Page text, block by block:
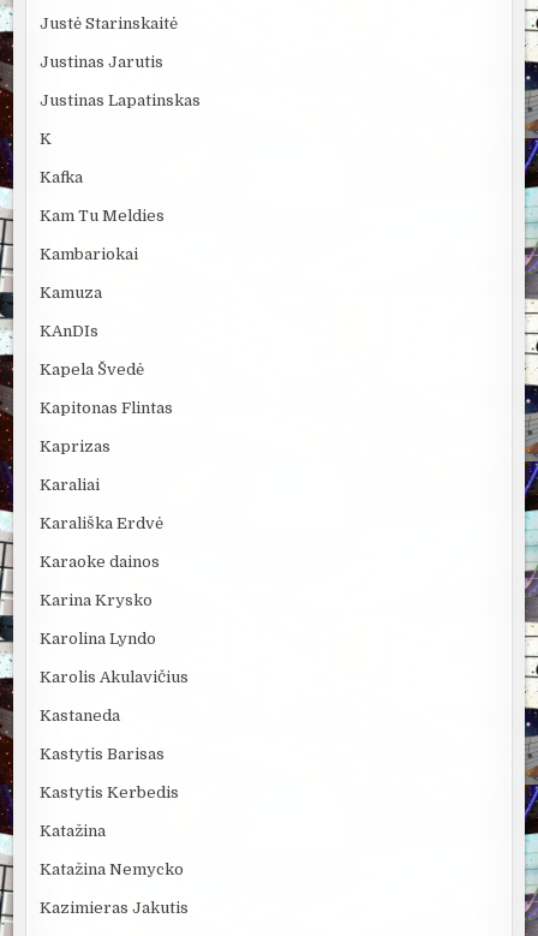
Justė Starinskaitė
Justinas Jarutis
Justinas Lapatinskas
K
Kafka
Kam Tu Meldies
Kambariokai
Kamuza
KAnDIs
Kapela Švedė
Kapitonas Flintas
Kaprizas
Karaliai
Karališka Erdvė
Karaoke dainos
Karina Krysko
Karolina Lyndo
Karolis Akulavičius
Kastaneda
Kastytis Barisas
Kastytis Kerbedis
Katažina
Katažina Nemycko
Kazimieras Jakutis